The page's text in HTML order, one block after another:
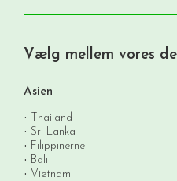
Vælg mellem vores
Asien
Thailand
Sri Lanka
Filippinerne
Bali
Vietnam